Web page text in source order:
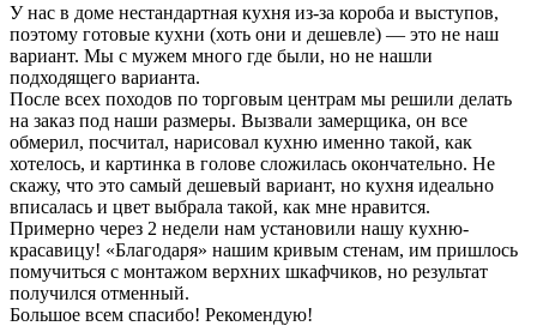
У нас в доме нестандартная кухня из-за короба и выступов,
поэтому готовые кухни (хоть они и дешевле) — это не наш
вариант. Мы с мужем много где были, но не нашли
подходящего варианта.
После всех походов по торговым центрам мы решили делать
на заказ под наши размеры. Вызвали замерщика, он все
обмерил, посчитал, нарисовал кухню именно такой, как
хотелось, и картинка в голове сложилась окончательно. Не
скажу, что это самый дешевый вариант, но кухня идеально
вписалась и цвет выбрала такой, как мне нравится.
Примерно через 2 недели нам установили нашу кухню-
красавицу! «Благодаря» нашим кривым стенам, им пришлось
помучиться с монтажом верхних шкафчиков, но результат
получился отменный.
Большое всем спасибо! Рекомендую!